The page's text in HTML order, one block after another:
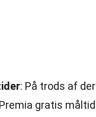
: På trods af
gratis